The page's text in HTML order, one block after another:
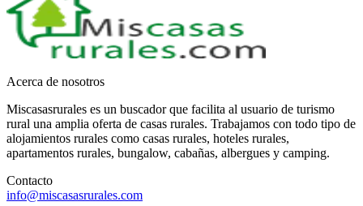
Acerca de nosotros
Miscasasrurales es un buscador que facilita al usuario de turismo
rural una amplia oferta de casas rurales. Trabajamos con todo tipo de
alojamientos rurales como casas rurales, hoteles rurales,
apartamentos rurales, bungalow, cabañas, albergues y camping.
Contacto
info@miscasasrurales.com